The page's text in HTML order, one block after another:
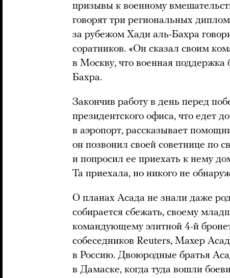
призывы к военному
говорят три региональных
за рубежом Хади аль-Бахра
соратников. «Он сказал своим
в Москву, что военная поддержка
Бахра.
Закончив работу в день перед
президентского офиса, что едет
в аэропорт, рассказывает
он позвонил своей советнице
и попросил ее приехать к нему
Та приехала, но никого не
О планах Асада не знали даже
собирается сбежать, своему
командующему элитной 4-й
собеседников Reuters, Махер
в Россию. Двоюродные братья
в Дамаске, когда туда вошли